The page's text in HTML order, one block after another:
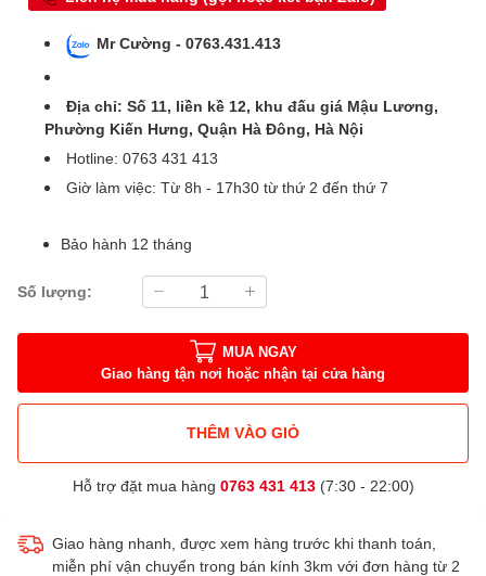
Mr Cường - 0763.431.413
Địa chỉ: Số 11, liền kề 12, khu đấu giá Mậu Lương,
Phường Kiến Hưng, Quận Hà Đông, Hà Nội
Hotline: 0763 431 413
Giờ làm việc: Từ 8h - 17h30 từ thứ 2 đến thứ 7
Bảo hành 12 tháng
Số lượng:
MUA NGAY
Giao hàng tận nơi hoặc nhận tại cửa hàng
THÊM VÀO GIỎ
Hỗ trợ đặt mua hàng 0763 431 413(7:30 - 22:00)
Giao hàng nhanh, được xem hàng trước khi thanh toán,
miễn phí vận chuyển trong bán kính 3km với đơn hàng từ 2